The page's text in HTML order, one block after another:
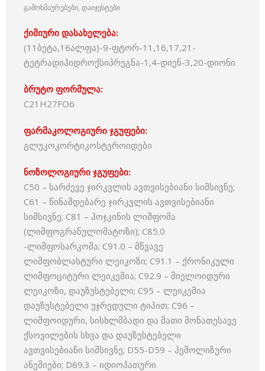
გამოხმაურებები, დაიჯესტები
ქიმიური დასახელება:
(11ბეტა,16ალფა)-9-ფტორ-11,16,17,21-
ტეტრადიჰიდროქსიპრეგნა-1,4-დიენ-3,20-დიონი
ბრუტო ფორმულა:
C21H27FO6
ფარმაკოლოგიური ჯგუფები:
გლუკოკორტიკოსტეროიდები
ნოზოლოგიური ჯგუფები:
C50 – სარძევე ჯირკვლის ავთვისებიანი სიმსივნე;
C61 – წინამდებარე ჯირკვლის ავთვისებიანი
სიმსივნე; C81 – ჰოჯკინის ლიმფომა
(ლიმფოგრანულომატოზი); C85.0
-ლიმფოსარკომა; C91.0 – მწვავე
ლიმფობლასტური ლეიკოზი; C91.1 – ქრონიკული
ლიმფოციტური ლეიკემია; C92.9 – მიელოიდური
ლეიკოზი, დაუზუსტებელი; C95 – ლეიკემია
დაუზუსტებელი უჯრედული ტიპით; C96 –
ლიმფოიდური, სისხლმბადი და მათი მონათესავე
ქსოვილების სხვა და დაუზუსტებელი
ავთვისებიანი სიმსივნე; D55-D59 – ჰემოლიზური
ანემიები; D69.3 – იდიოპათური